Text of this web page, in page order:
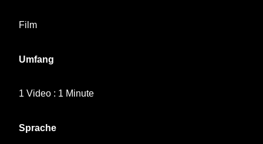
Film
Umfang
1 Video : 1 Minute
Sprache